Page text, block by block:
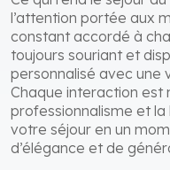
l’attention portée aux
constant accordé à
toujours souriant et
personnalisé avec une
Chaque interaction est
professionnalisme et
votre séjour en un
d’élégance et de